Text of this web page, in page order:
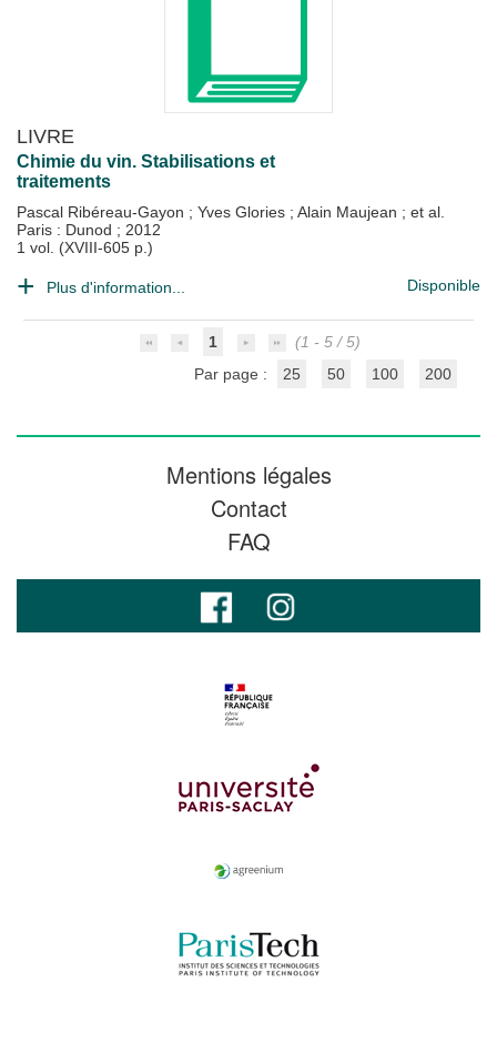
LIVRE
Chimie du vin. Stabilisations et
traitements
Pascal Ribéreau-Gayon ; Yves Glories ; Alain Maujean ; et al.
Paris : Dunod ; 2012
1 vol. (XVIII-605 p.)
Plus d'information... Disponible
1
(1 - 5 / 5)
Par page :
25 50 100 200
Mentions légales
Contact
FAQ